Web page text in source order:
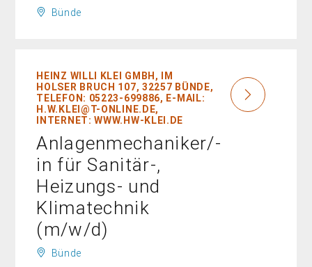
Bünde
HEINZ WILLI KLEI GMBH, IM
HOLSER BRUCH 107, 32257 BÜNDE,
TELEFON: 05223-699886, E-MAIL:
H.W.KLEI@T-ONLINE.DE,
INTERNET: WWW.HW-KLEI.DE
Anlagenmechaniker/-
in für Sanitär-,
Heizungs- und
Klimatechnik
(m/w/d)
Bünde